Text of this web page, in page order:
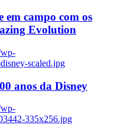
campo com os
Evolution
scaled.jpg
anos da Disney
335x256.jpg